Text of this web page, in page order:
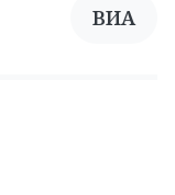
ВИА